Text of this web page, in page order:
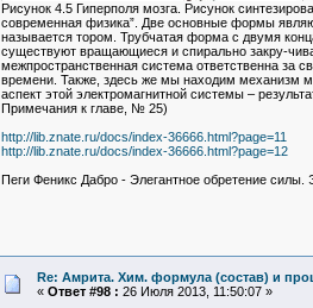
Рисунок 4.5 Гиперполя мозга. Рисунок
современная физика”. Две основные формы
называется тором. Трубчатая форма с двумя
существуют вращающиеся и спирально закру-
межпространственная система ответственна за
времени. Также, здесь же мы находим механизм
аспект этой электромагнитной системы –
Примечания к главе, № 25)
http://lib.znate.ru/docs/index-36666.html?page=11
http://lib.znate.ru/docs/index-36666.html?page=12
Пеги Феникс Дабро - Элегантное обретение силы.
Re: Амрита. Хим. формула (состав) и
« Ответ #98 : 26 Июля 2013, 11:50:07 »